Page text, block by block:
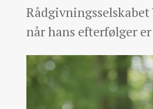
når hans efterfølger